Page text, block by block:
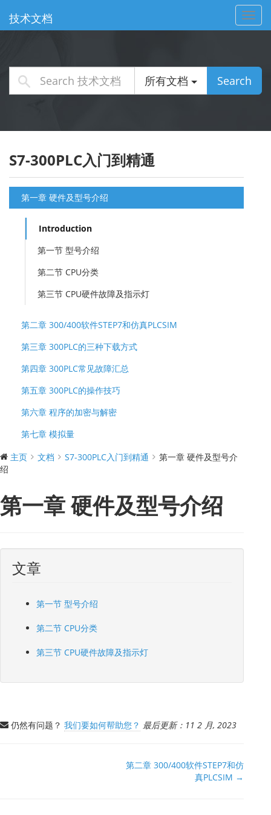
技术文档
所有文档 Search
S7-300PLC入门到精通
第一章 硬件及型号介绍
Introduction
第一节 型号介绍
第二节 CPU分类
第三节 CPU硬件故障及指示灯
第二章 300/400软件STEP7和仿真PLCSIM
第三章 300PLC的三种下载方式
第四章 300PLC常见故障汇总
第五章 300PLC的操作技巧
第六章 程序的加密与解密
第七章 模拟量
主页
文档 S7-300PLC入门到精通
第一章 硬件及型号介
绍
第一章 硬件及型号介绍
文章
第一节 型号介绍
第二节 CPU分类
第三节 CPU硬件故障及指示灯
仍然有问题？ 我们要如何帮助您？ 最后更新：11 2 月, 2023
第二章 300/400软件STEP7和仿
真PLCSIM →